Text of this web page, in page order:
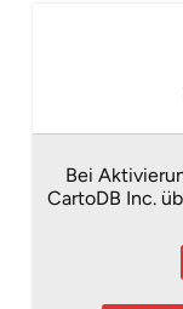
Bei
CartoDB Inc.